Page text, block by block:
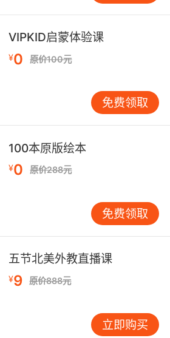
奖作品《极地重生》之后，90
利尔再次用《喀伦坡之狼》惊
达88页的长篇绘本，讲述了19
与狼的生存斗争，堪称一部送
自然史诗。
之父”西顿的真实经历创作，
铅笔触下，丰富的史实细节
插图，使故事犹如一帧帧的
眼前上演。动物们生存的渴
人西顿的勇敢转变，都将使
陷入人与自然如何共存的深深
质感的布质书脊，充满印第
充满历史感的仿旧纸张，震
喀伦坡之狼》绝对会成为绘
，为读者的书房或书架增添
VIPKID启蒙体验课
¥0 原价100元
免费领取
100本原版绘本
¥0 原价288元
免费领取
五节北美外教直播课
¥9 原价888元
立即购买